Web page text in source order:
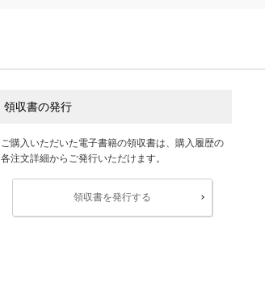
領収書の発行
ご購入いただいた電子書籍の領収書は、購入履歴の
各注文詳細からご発行いただけます。
領収書を発行する